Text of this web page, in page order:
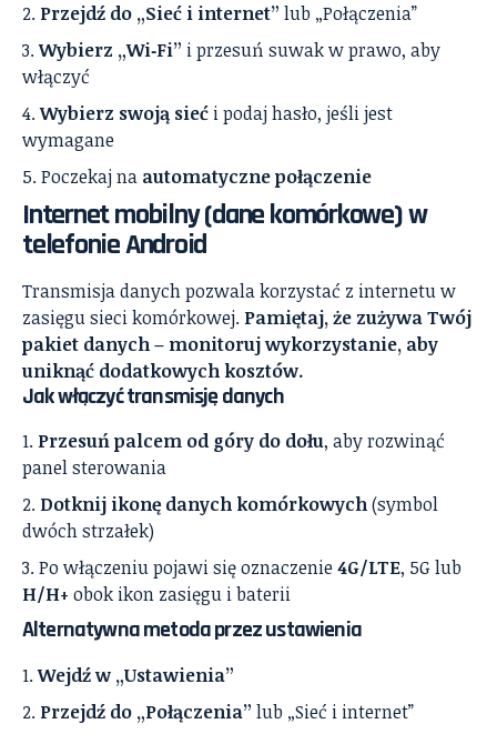
Przejdź do „Sieć i internet” lub „Połączenia”
Wybierz „Wi‑Fi” i przesuń suwak w prawo, aby
włączyć
Wybierz swoją sieć i podaj hasło, jeśli jest
wymagane
Poczekaj na automatyczne połączenie
Internet mobilny (dane komórkowe) w
telefonie Android
Transmisja danych pozwala korzystać z internetu w
zasięgu sieci komórkowej. Pamiętaj, że zużywa Twój
pakiet danych – monitoruj wykorzystanie, aby
uniknąć dodatkowych kosztów.
Jak włączyć transmisję danych
Przesuń palcem od góry do dołu, aby rozwinąć
panel sterowania
Dotknij ikonę danych komórkowych(symbol
dwóch strzałek)
Po włączeniu pojawi się oznaczenie4G/LTE, 5G lub
H/H+ obok ikon zasięgu i baterii
Alternatywna metoda przez ustawienia
Wejdź w „Ustawienia”
Przejdź do „Połączenia” lub „Sieć i internet”